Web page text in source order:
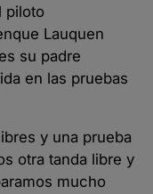
piloto
Lauquen
su padre
en las pruebas
y una prueba
otra tanda libre y
mucho